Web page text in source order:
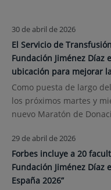
30 de abril de 2026
El Servicio de
Fundación Jiménez Díaz
ubicación para mejorar
Como puesta de largo
los próximos martes y
nuevo Maratón de
29 de abril de 2026
Forbes incluye a 20
Fundación Jiménez Díaz
España 2026”